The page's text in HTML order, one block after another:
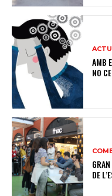
AMB
NO
DE